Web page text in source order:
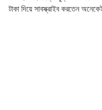
টাকা দিয়ে সাবস্ক্রাইব করতেন